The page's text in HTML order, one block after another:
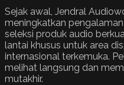
Sejak awal, Jendral
meningkatkan
seleksi produk audio
lantai khusus untuk area
internasional terkemuka.
melihat langsung dan
mutakhir.